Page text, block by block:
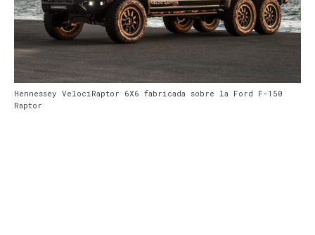
Hennessey VelociRaptor 6X6 fabricada sobre la Ford F-150
Raptor